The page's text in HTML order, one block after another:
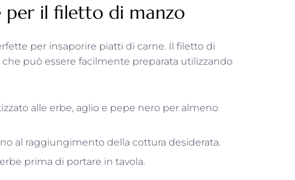
per il filetto di manzo
per insaporire piatti di carne. Il filetto di
può essere facilmente preparata utilizzando
alle erbe, aglio e pepe nero per almeno
al raggiungimento della cottura desiderata.
prima di portare in tavola.